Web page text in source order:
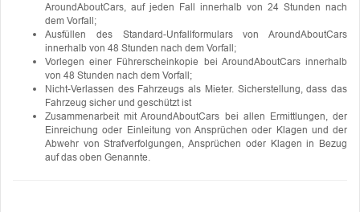
AroundAboutCars, auf jeden Fall innerhalb von 24 Stunden nach
dem Vorfall;
Ausfüllen des Standard-Unfallformulars von AroundAboutCars
innerhalb von 48 Stunden nach dem Vorfall;
Vorlegen einer Führerscheinkopie bei AroundAboutCars innerhalb
von 48 Stunden nach dem Vorfall;
Nicht-Verlassen des Fahrzeugs als Mieter. Sicherstellung, dass das
Fahrzeug sicher und geschützt ist
Zusammenarbeit mit AroundAboutCars bei allen Ermittlungen, der
Einreichung oder Einleitung von Ansprüchen oder Klagen und der
Abwehr von Strafverfolgungen, Ansprüchen oder Klagen in Bezug
auf das oben Genannte.